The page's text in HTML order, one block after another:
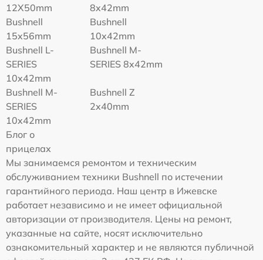
12X50mm
8x42mm
Bushnell
15x56mm
Bushnell
10x42mm
Bushnell L-
SERIES
10x42mm
Bushnell M-
SERIES 8x42mm
Bushnell M-
SERIES
10x42mm
Bushnell Z
2x40mm
Блог о
прицелах
Мы занимаемся ремонтом и техническим
обслуживанием техники Bushnell по истечении
гарантийного периода. Наш центр в Ижевске
работает независимо и не имеет официальной
авторизации от производителя. Цены на ремонт,
указанные на сайте, носят исключительно
ознакомительный характер и не являются публичной